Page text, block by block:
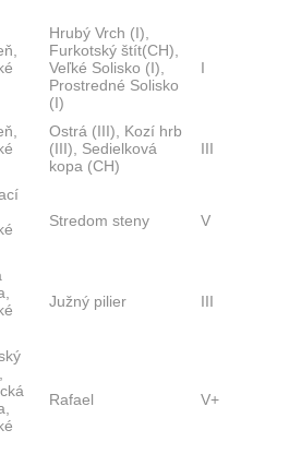
Hrubý Vrch (I),
Furkotský štít(CH),
Veľké Solisko (I),
Prostredné Solisko
(I)
I
Ostrá (III), Kozí hrb
(III), Sedielková
kopa (CH)
III
Stredom steny V
Južný pilier III
Rafael V+